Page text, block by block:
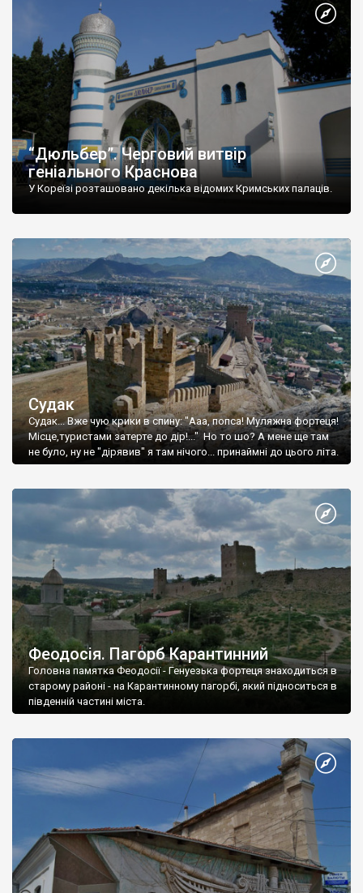
“Дюльбер”. Черговий витвір
геніального Краснова
У Кореїзі розташовано декілька відомих Кримських палаців.
Судак
Судак... Вже чую крики в спину: "Ааа, попса! Муляжна фортеця!
Місце,туристами затерте до дір!..." Но то шо? А мене ще там
не було, ну не "дірявив" я там нічого... принаймні до цього літа.
Феодосія. Пагорб Карантинний
Головна памятка Феодосії - Генуезька фортеця знаходиться в
старому районі - на Карантинному пагорбі, який підноситься в
південній частині міста.